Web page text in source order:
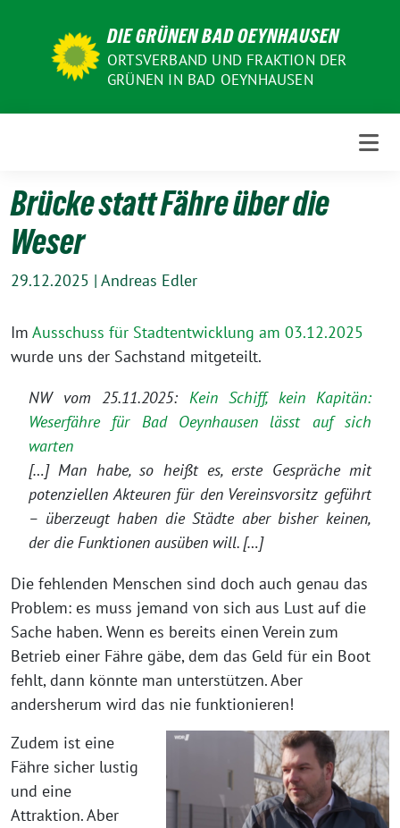
DIE GRÜNEN BAD OEYNHAUSEN
ORTSVERBAND UND FRAKTION DER
GRÜNEN IN BAD OEYNHAUSEN
Brücke statt Fähre über die
Weser
29.12.2025 | Andreas Edler
Im Ausschuss für Stadtentwicklung am 03.12.2025
wurde uns der Sachstand mitgeteilt.
NW vom 25.11.2025: Kein Schiff, kein Kapitän:
Weserfähre für Bad Oeynhausen lässt auf sich
warten
[…] Man habe, so heißt es, erste Gespräche mit
potenziellen Akteuren für den Vereinsvorsitz geführt
– überzeugt haben die Städte aber bisher keinen,
der die Funktionen ausüben will. […]
Die fehlenden Menschen sind doch auch genau das
Problem: es muss jemand von sich aus Lust auf die
Sache haben. Wenn es bereits einen Verein zum
Betrieb einer Fähre gäbe, dem das Geld für ein Boot
fehlt, dann könnte man unterstützen. Aber
andersherum wird das nie funktionieren!
Zudem ist eine
Fähre sicher lustig
und eine
Attraktion. Aber